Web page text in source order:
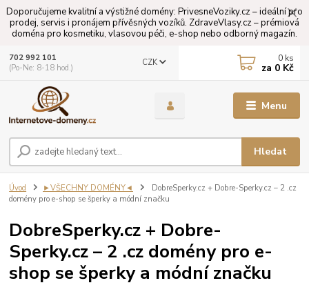
Doporučujeme kvalitní a výstižné domény: PrivesneVoziky.cz – ideální pro
prodej, servis i pronájem přívěsných vozíků. ZdraveVlasy.cz – prémiová
doména pro kosmetiku, vlasovou péči, e-shop nebo odborný magazín.
Menu
CZK
Hledat
702 992 101
(Po-Ne: 8-18 hod.)
0 ks
za 0 Kč
Úvod ►VŠECHNY DOMÉNY◄
DobreSperky.cz + Dobre-Sperky.cz – 2 .cz
domény pro e-shop se šperky a módní značku
DobreSperky.cz + Dobre-
Sperky.cz – 2 .cz domény pro e-
shop se šperky a módní značku